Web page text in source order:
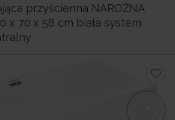
przyścienna NAROŻNA
x 70 x 58 cm biała system